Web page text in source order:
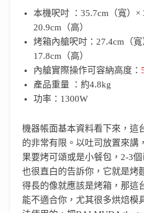
本機呎吋 ：35.7cm（寬）×
20.9cm（高）
烤箱內艙呎吋：27.4cm（
17.8cm（高）
內艙實際操作可容納高度：
產品重量 ：約4.8kg
功率：1300W
機器帳面基本資料看下來，這
的非常有限。以吐司放置來講
果要烤可頌或是小餐包，2-3
也很直白的告訴你，它就是烤
得長的像就應該是烤箱，那這
能不適合你，尤其很多烘焙模